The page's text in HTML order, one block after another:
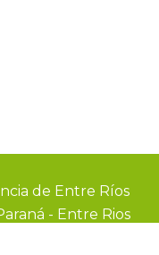
de Entre Ríos
- Entre Rios